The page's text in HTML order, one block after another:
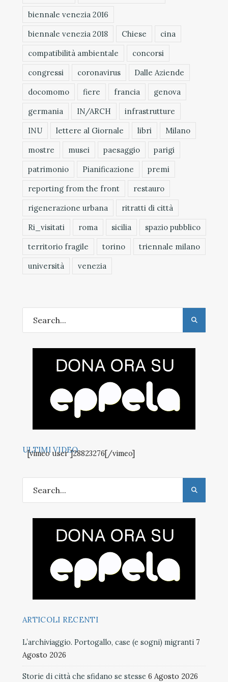
biennale venezia 2016
biennale venezia 2018
Chiese
cina
compatibilità ambientale
concorsi
congressi
coronavirus
Dalle Aziende
docomomo
fiere francia
genova
germania
IN/ARCH
infrastrutture
INU
lettere al Giornale libri
Milano
mostre
musei paesaggio
parigi
patrimonio
Pianificazione
premi
reporting from the front
restauro
rigenerazione urbana
ritratti di città
Ri_visitati
roma sicilia
spazio pubblico
territorio fragile
torino
triennale milano
università
venezia
ULTIMI VIDEO
[vimeo user ]28823276[/vimeo]
ARTICOLI RECENTI
L’archiviaggio. Portogallo, case (e sogni) migranti 7
Agosto 2026
Storie di città che sfidano se stesse 6 Agosto 2026